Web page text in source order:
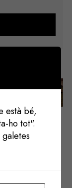
està bé,
ho tot".